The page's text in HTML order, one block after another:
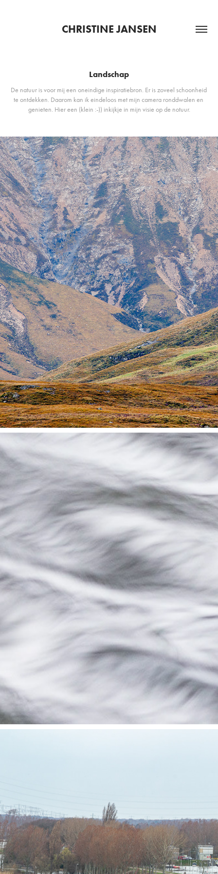
CHRISTINE JANSEN
Landschap
De natuur is voor mij een oneindige inspiratiebron. Er is zoveel schoonheid
te ontdekken. Daarom kan ik eindeloos met mijn camera ronddwalen en
genieten. Hier een (klein :-)) inkijkje in mijn visie op de notuur.
HARRIS & LEWIS
2025
NATUUR IN DE BUURT
2019
HOOGWATER MAAS